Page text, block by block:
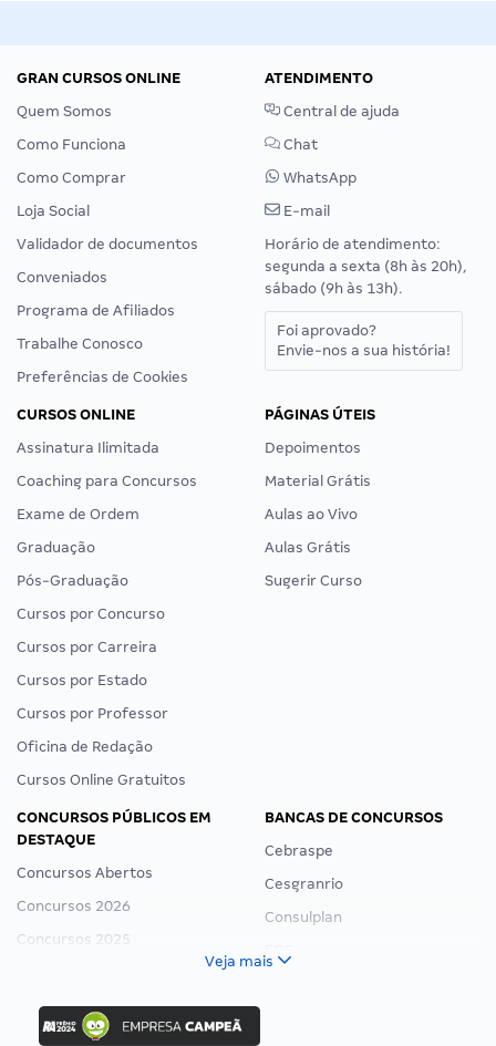
GRAN CURSOS ONLINE
Quem Somos
Como Funciona
Como Comprar
Loja Social
Validador de documentos
Conveniados
Programa de Afiliados
Trabalhe Conosco
Preferências de Cookies
ATENDIMENTO
Central de ajuda
Chat
WhatsApp
E-mail
Horário de atendimento:
segunda a sexta (8h às 20h),
sábado (9h às 13h).
Foi aprovado?
Envie-nos a sua história!
CURSOS ONLINE
Assinatura Ilimitada
Coaching para Concursos
Exame de Ordem
Graduação
Pós-Graduação
Cursos por Concurso
Cursos por Carreira
Cursos por Estado
Cursos por Professor
Oficina de Redação
Cursos Online Gratuitos
PÁGINAS ÚTEIS
Depoimentos
Material Grátis
Aulas ao Vivo
Aulas Grátis
Sugerir Curso
CONCURSOS PÚBLICOS EM
DESTAQUE
Concursos Abertos
Concursos 2026
Concursos 2025
Concurso Nacional Unificado
Concurso Ibama
Concurso MPU
BANCAS DE CONCURSOS
Cebraspe
Cesgranrio
Consulplan
Veja mais